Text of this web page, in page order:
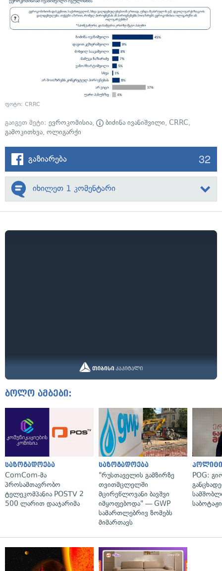
ფოტო: CRRC
გაიგეთ მეტი: ევროკომისია, ბიძინა ივანიშვილი, CRRC,
გამოკითხვა, ოლიგარქი
გაზიარება 32
იხილეთ 1 კომენტარი
ბოლო ამბები:
საზოგადოება
ComCom-მა
პროსამთავრობო
ტელეკომპანია POSTV 2
500 ლარით დააჯარიმა
საზოგადოება
"რუსთაველის გამზირზე
თვითმცლელში
მცირეწლოვანი ბავშვი
იმყოფებოდა" — GWP
სამართლებრივ ზომებს
მიმართავს
POG: